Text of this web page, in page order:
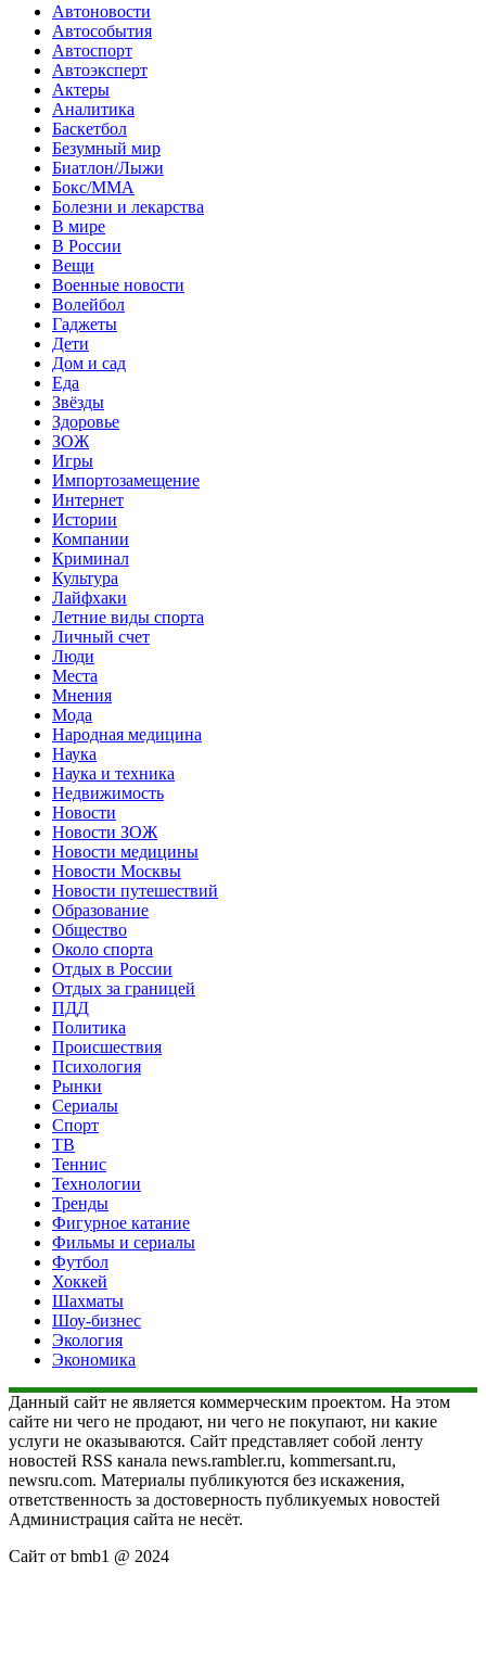
Автоновости
Автособытия
Автоспорт
Автоэксперт
Актеры
Аналитика
Баскетбол
Безумный мир
Биатлон/Лыжи
Бокс/MMA
Болезни и лекарства
В мире
В России
Вещи
Военные новости
Волейбол
Гаджеты
Дети
Дом и сад
Еда
Звёзды
Здоровье
ЗОЖ
Игры
Импортозамещение
Интернет
Истории
Компании
Криминал
Культура
Лайфхаки
Летние виды спорта
Личный счет
Люди
Места
Мнения
Мода
Народная медицина
Наука
Наука и техника
Недвижимость
Новости
Новости ЗОЖ
Новости медицины
Новости Москвы
Новости путешествий
Образование
Общество
Около спорта
Отдых в России
Отдых за границей
ПДД
Политика
Происшествия
Психология
Рынки
Сериалы
Спорт
ТВ
Теннис
Технологии
Тренды
Фигурное катание
Фильмы и сериалы
Футбол
Хоккей
Шахматы
Шоу-бизнес
Экология
Экономика
Данный сайт не является коммерческим проектом. На этом
сайте ни чего не продают, ни чего не покупают, ни какие
услуги не оказываются. Сайт представляет собой ленту
новостей RSS канала news.rambler.ru, kommersant.ru,
newsru.com. Материалы публикуются без искажения,
ответственность за достоверность публикуемых новостей
Администрация сайта не несёт.
Сайт от bmb1 @ 2024